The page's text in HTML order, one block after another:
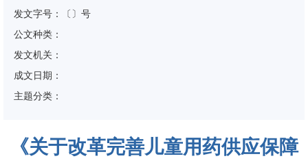
发文字号：〔〕号
公文种类：
发文机关：
成文日期：
主题分类：
《关于改革完善儿童用药供应保障